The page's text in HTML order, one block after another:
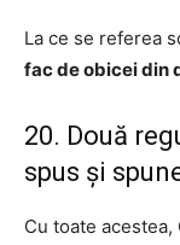
La ce se referea
fac de obicei din
20. Două
spus și
Cu toate